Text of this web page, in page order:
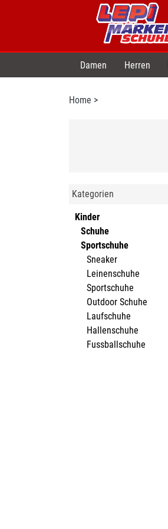
Damen Herren
Home >
Kategorien
Kinder
Schuhe
Sportschuhe
Sneaker
Leinenschuhe
Sportschuhe
Outdoor Schuhe
Laufschuhe
Hallenschuhe
Fussballschuhe